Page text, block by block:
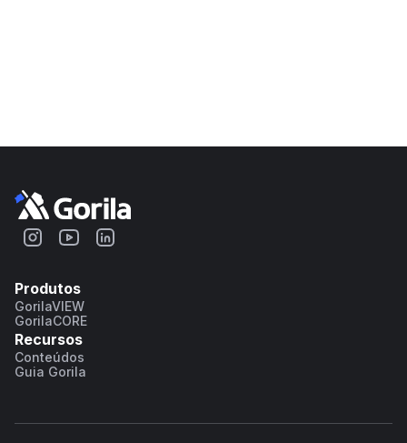
Produtos
GorilaVIEW
GorilaCORE
Recursos
Conteúdos
Guia Gorila